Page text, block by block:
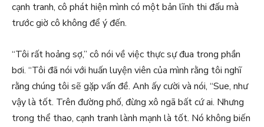
cạnh tranh, cô phát hiện mình có một bản lĩnh thi đấu mà
trước giờ cô không để ý đến.
“Tôi rất hoảng sợ,” cô nói về việc thực sự đua trong phần
bơi. “Tôi đã nói với huấn luyện viên của mình rằng tôi nghĩ
rằng chúng tôi sẽ gặp vấn đề. Anh ấy cười và nói, “Sue, như
vậy là tốt. Trên đường phố, đừng xô ngã bất cứ ai. Nhưng
trong thể thao, cạnh tranh lành mạnh là tốt. Nó không biến